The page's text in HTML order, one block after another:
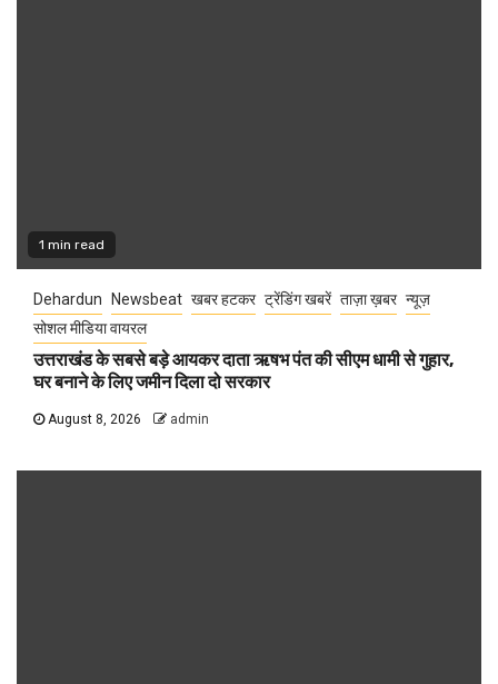
1 min read
Dehardun Newsbeat खबर हटकर ट्रेंडिंग खबरें ताज़ा ख़बर न्यूज़
सोशल मीडिया वायरल
उत्तराखंड के सबसे बड़े आयकर दाता ऋषभ पंत की सीएम धामी से गुहार,
घर बनाने के लिए जमीन दिला दो सरकार
August 8, 2026 admin